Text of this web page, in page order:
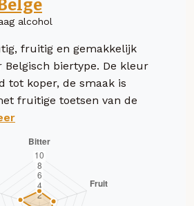
alcohol
fruitig en gemakkelijk
Belgisch biertype. De kleur
tot koper, de smaak is
fruitige toetsen van de